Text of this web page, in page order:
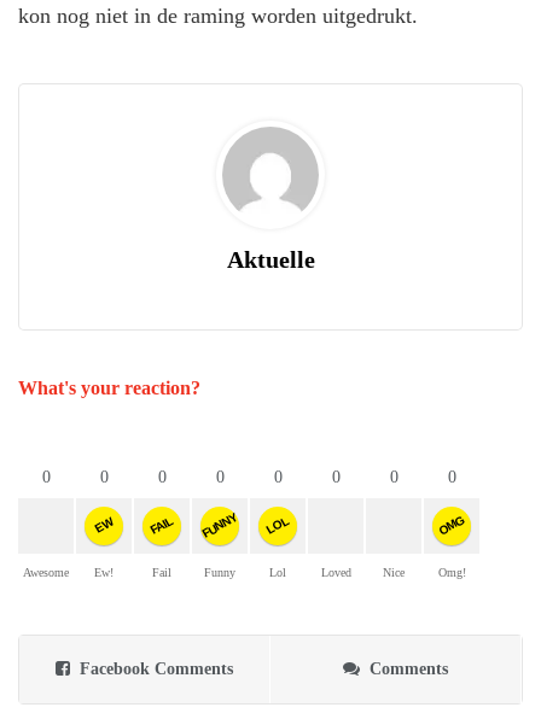
kon nog niet in de raming worden uitgedrukt.
Aktuelle
What's your reaction?
0
Awesome
0
EW
Ew!
0
FAIL
Fail
0
FUNNY
Funny
0
LOL
Lol
0
Loved
0
Nice
0
OMG
Omg!
Facebook Comments Comments